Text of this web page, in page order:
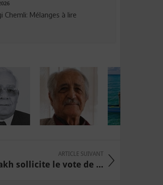
Chemli: Mélanges à lire
ARTICLE SUIVANT
sollicite le vote de ...